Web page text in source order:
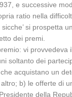
e successive
ratio nella
si prospetta
dei premi.
vi
soltanto dei
acquistano un
b) le offerte di
della